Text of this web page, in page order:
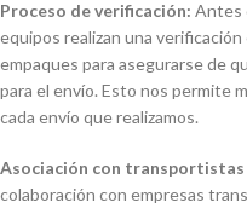
Proceso de verificación: Antes
equipos realizan una
empaques para asegurarse de
para el envío. Esto nos permite
cada envío que realizamos.
Asociación con transportistas
colaboración con empresas